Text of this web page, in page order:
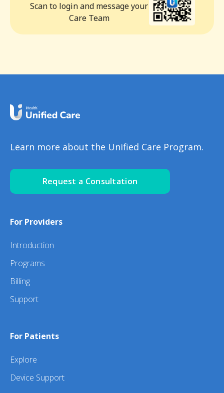
Scan to login and message your
Care Team
Learn more about the Unified Care Program.
Request a Consultation
For Providers
Introduction
Programs
Billing
Support
For Patients
Explore
Device Support